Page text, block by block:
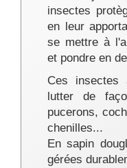
insectes
en leur
se mettre à
et pondre en
Ces insectes
lutter de
pucerons,
chenilles...
En sapin
gérées